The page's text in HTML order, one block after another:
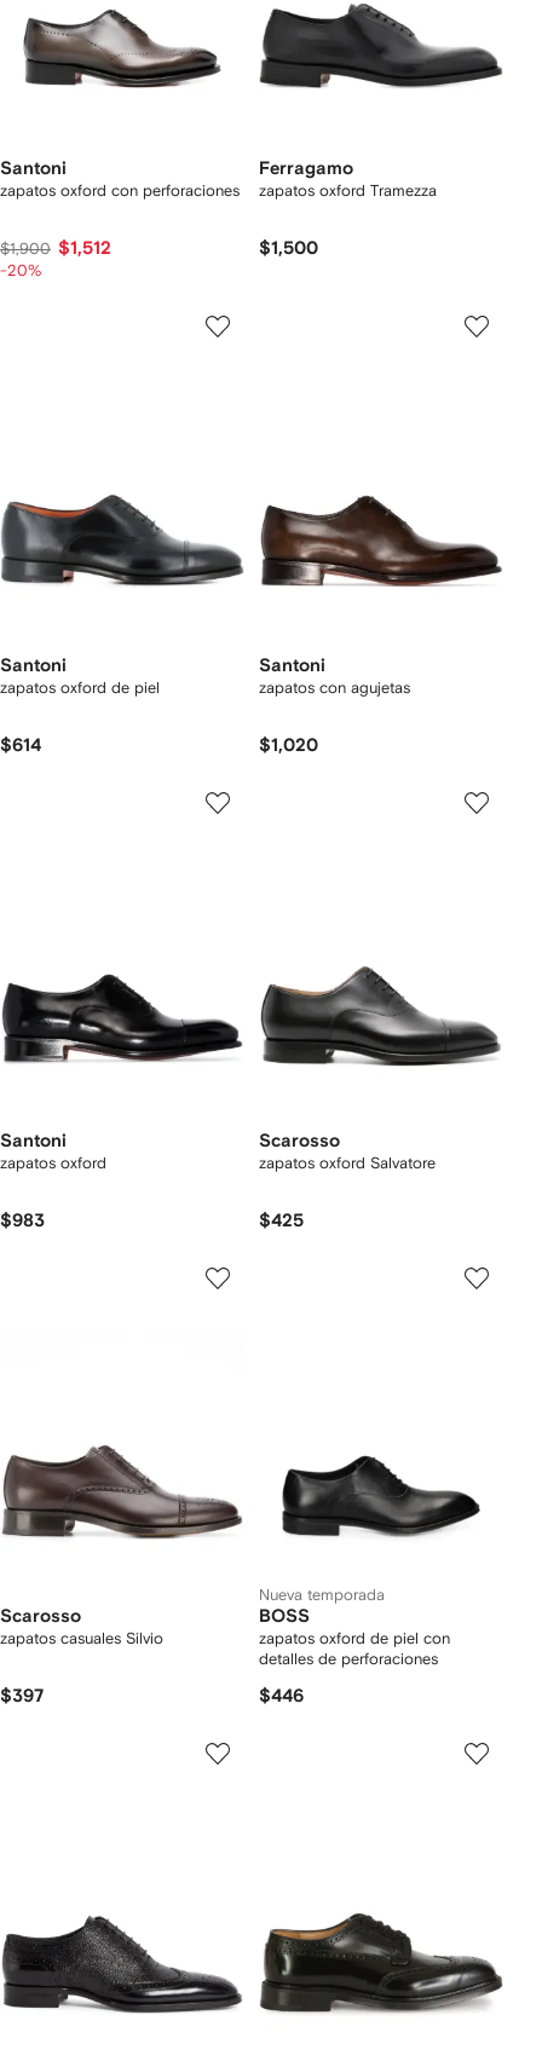
Santoni
zapatos oxford con perforaciones
$1,900 $1,512
-20%
Ferragamo
zapatos oxford Tramezza
$1,500
Santoni
zapatos oxford de piel
$614
Santoni
zapatos con agujetas
$1,020
Santoni
zapatos oxford
$983
Scarosso
zapatos oxford Salvatore
$425
Scarosso
zapatos casuales Silvio
$397
Nueva temporada
BOSS
zapatos oxford de piel con
detalles de perforaciones
$446